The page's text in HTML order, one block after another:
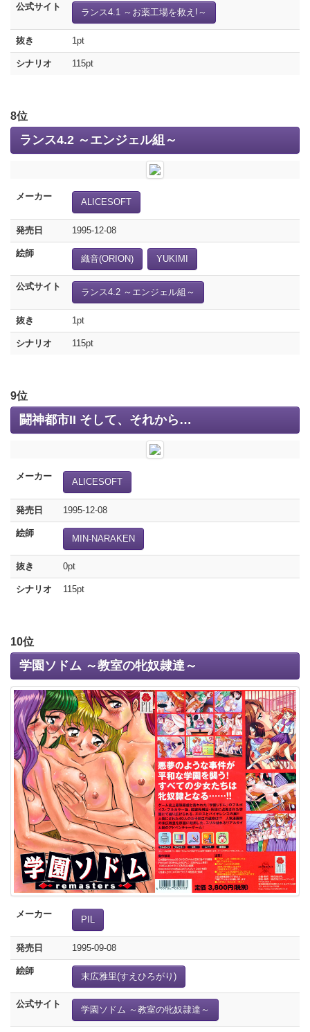
公式サイト
ランス4.1 ～お薬工場を救え!～
抜き 1pt
シナリオ 115pt
8位
ランス4.2 ～エンジェル組～
メーカー
ALICESOFT
発売日 1995-12-08
絵師
織音(ORION) YUKIMI
公式サイト
ランス4.2 ～エンジェル組～
抜き 1pt
シナリオ 115pt
9位
闘神都市II そして、それから…
メーカー
ALICESOFT
発売日 1995-12-08
絵師
MIN-NARAKEN
抜き 0pt
シナリオ 115pt
10位
学園ソドム ～教室の牝奴隷達～
メーカー
PIL
発売日 1995-09-08
絵師
末広雅里(すえひろがり)
公式サイト
学園ソドム ～教室の牝奴隷達～